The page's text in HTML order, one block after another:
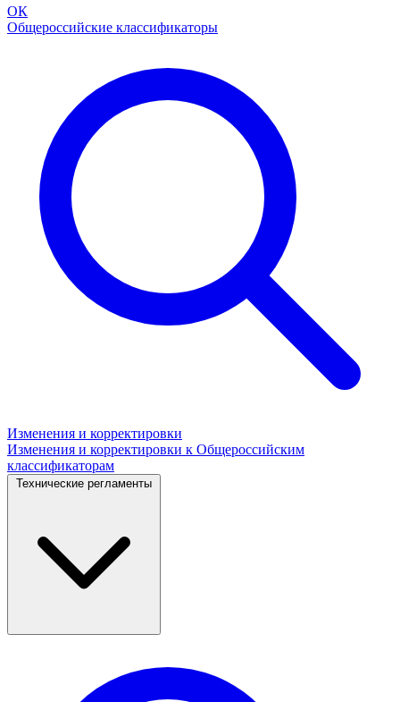
ОК
Общероссийские классификаторы
Изменения и корректировки
Изменения и корректировки к Общероссийским
классификаторам
Технические регламенты